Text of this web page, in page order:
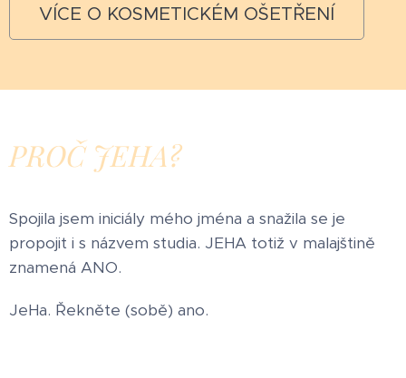
VÍCE O KOSMETICKÉM OŠETŘENÍ
PROČ JEHA?
Spojila jsem iniciály mého jména a snažila se je
propojit i s názvem studia. JEHA totiž v malajštině
znamená ANO.
JeHa. Řekněte (sobě) ano.